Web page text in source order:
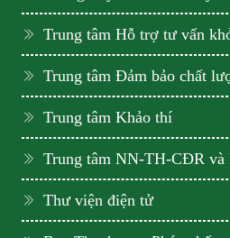
Trung tâm Hỗ trợ tư vấn
Trung tâm Đảm bảo chất
Trung tâm Khảo thí
Trung tâm NN-TH-CĐR và
Thư viện điện tử